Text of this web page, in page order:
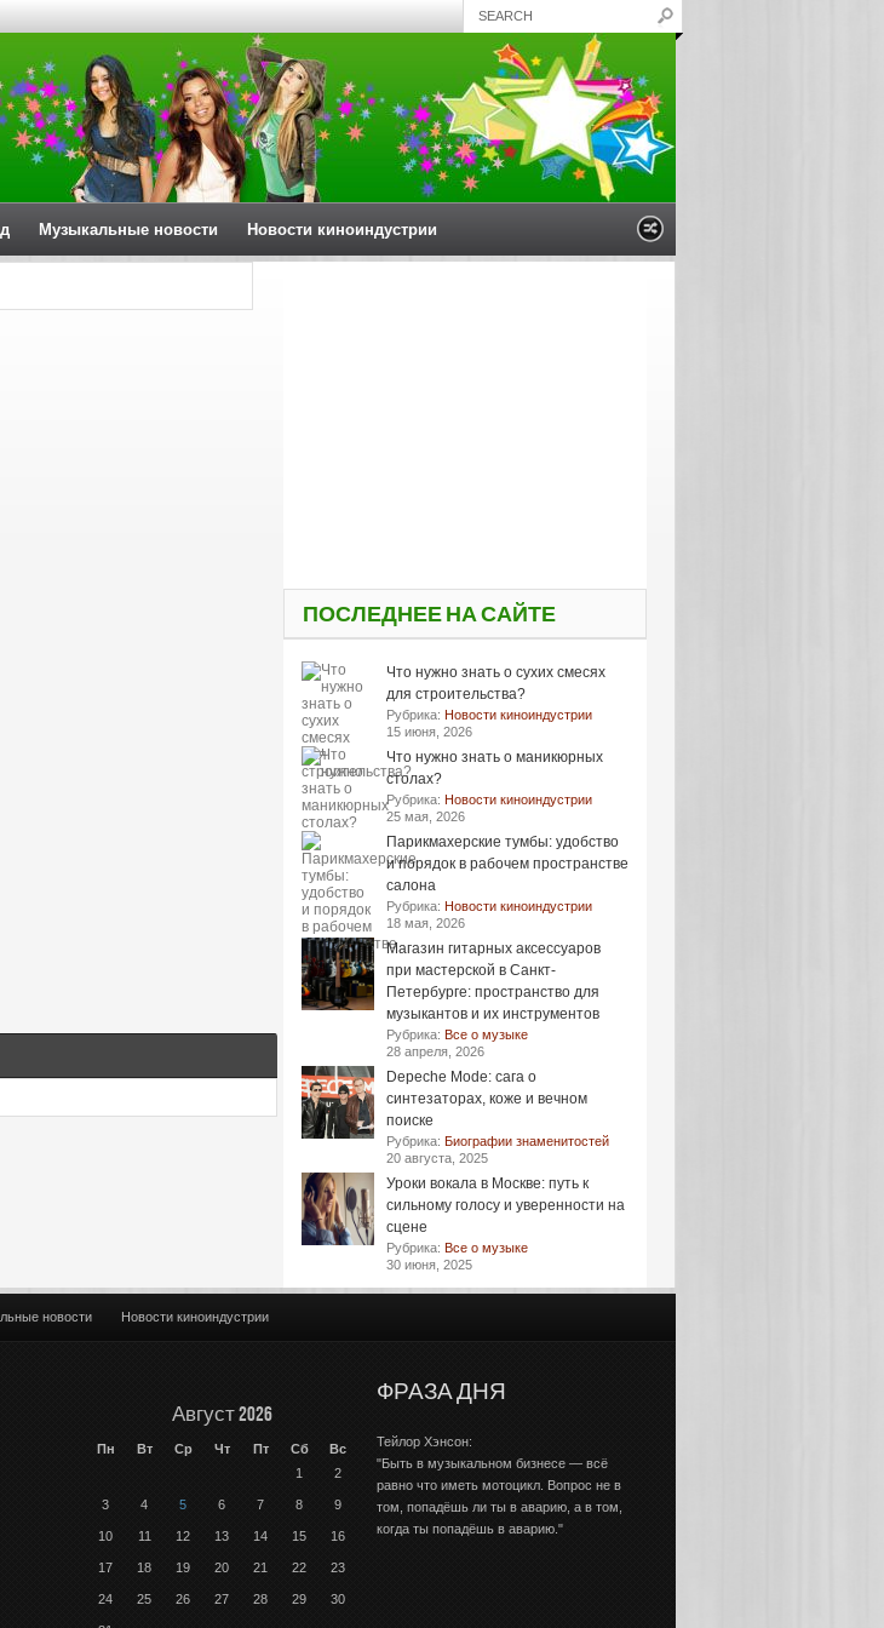
Музыкальные новости Новости киноиндустрии
ПОСЛЕДНЕЕ НА САЙТЕ
Что нужно знать о сухих смесях
для строительства?
Рубрика: Новости киноиндустрии
15 июня, 2026
Что нужно знать о маникюрных
столах?
Рубрика: Новости киноиндустрии
25 мая, 2026
Парикмахерские тумбы: удобство
и порядок в рабочем пространстве
салона
Рубрика: Новости киноиндустрии
18 мая, 2026
Магазин гитарных аксессуаров
при мастерской в Санкт-
Петербурге: пространство для
музыкантов и их инструментов
Рубрика: Все о музыке
28 апреля, 2026
Depeche Mode: сага о
синтезаторах, коже и вечном
поиске
Рубрика: Биографии знаменитостей
20 августа, 2025
Уроки вокала в Москве: путь к
сильному голосу и уверенности на
сцене
Рубрика: Все о музыке
30 июня, 2025
новости Новости киноиндустрии
Август 2026
Пн Вт Ср Чт Пт Сб
Вс
1
2
3 4 5 6 7 8 9
10 11 12 13 14 15 16
17 18 19 20 21 22 23
24 25 26 27 28 29 30
ФРАЗА ДНЯ
Тейлор Хэнсон:
"Быть в музыкальном бизнесе — всё
равно что иметь мотоцикл. Вопрос не в
том, попадёшь ли ты в аварию, а в том,
когда ты попадёшь в аварию."